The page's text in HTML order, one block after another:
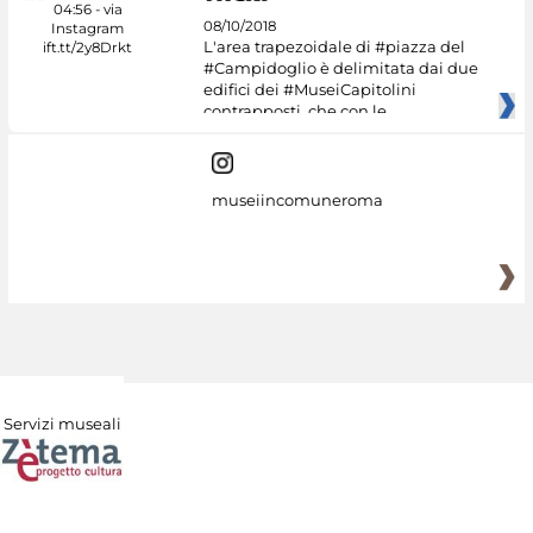
08/10/2018
L'area trapezoidale di #piazza del
#Campidoglio è delimitata dai due
edifici dei #MuseiCapitolini
contrapposti, che con le
museiincomuneroma
Servizi museali